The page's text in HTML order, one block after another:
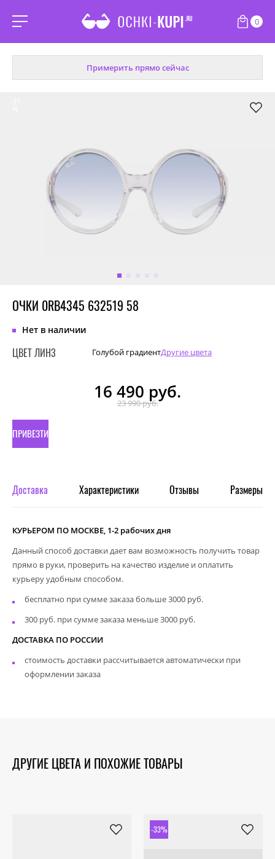
0
Примерить прямо сейчас
ОЧКИ 0RB4345 632519 58
Нет в наличии
ЦВЕТ ЛИНЗ Голубой градиентДругие цвета
16 490 руб.
23 990 руб.
ПРИВЕЗТИ
ЗАКАЗ
Доставка Характеристики Отзывы Размеры
КУРЬЕРОМ ПО МОСКВЕ, 1-2 рабочих дня
Данный способ доставки дает вам возможность получить товар
прямо в руки, проверить на качество изделие и оплатить
курьеру удобным способом.
бесплатно при сумме заказа больше 3000 руб.
300 руб. при сумме заказа меньше 3000 руб.
ДОСТАВКА ПО РОССИИ
стоимость доставки рассчитывается автоматически при
оформлении заказа
ДРУГИЕ ЦВЕТА И ПОХОЖИЕ ТОВАРЫ
-33%